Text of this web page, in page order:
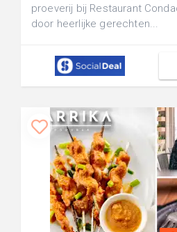
proeverij bij Restaurant
door heerlijke gerechten...